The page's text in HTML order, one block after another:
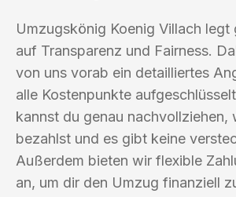
Umzugskönig Koenig Villach legt
auf Transparenz und Fairness.
von uns vorab ein detailliertes
alle Kostenpunkte
kannst du genau nachvollziehen,
bezahlst und es gibt keine
Außerdem bieten wir flexible
an, um dir den Umzug finanziell